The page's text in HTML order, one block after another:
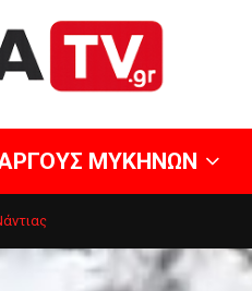
ΜΥΚΗΝΩΝ